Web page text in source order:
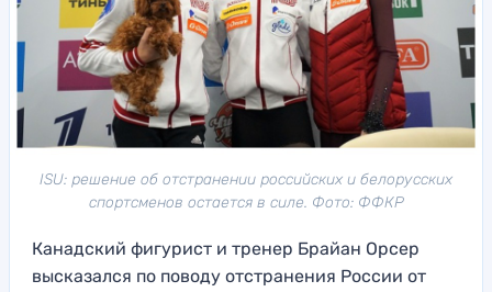
ISU: решение об отстранении российских и белорусских
спортсменов остается в силе. Фото: ФФКР
Канадский фигурист и тренер Брайан Орсер
высказался по поводу отстранения России от